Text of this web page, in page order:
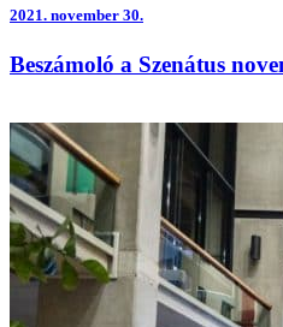
2021. november 30.
Beszámoló a Szenátus